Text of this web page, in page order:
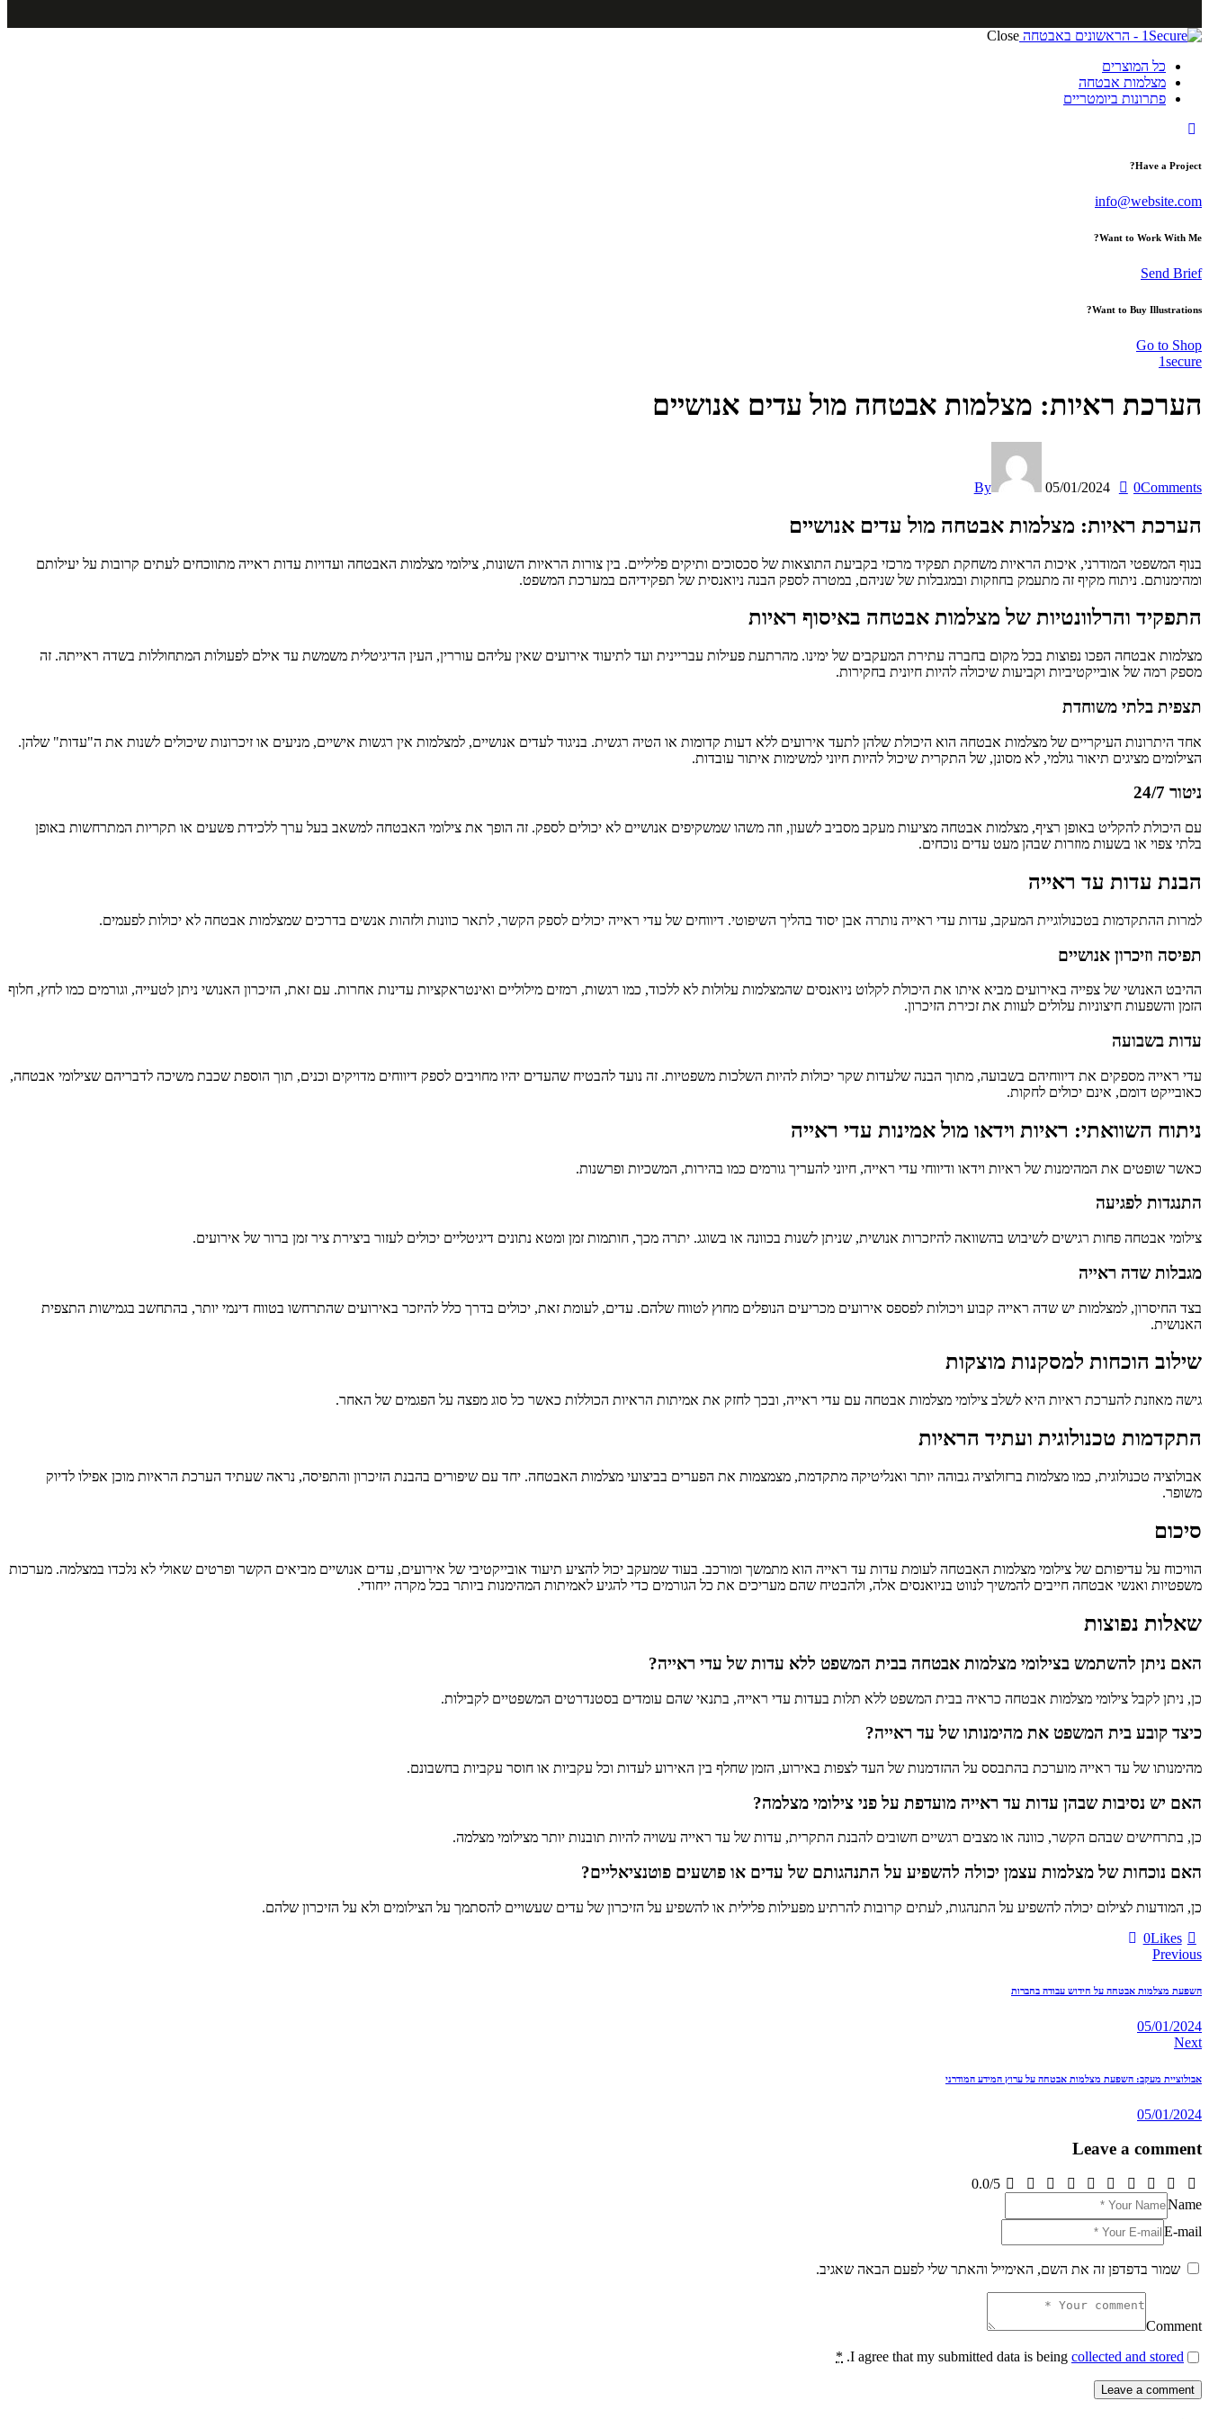
Close
כל המוצרים
מצלמות אבטחה
פתרונות ביומטריים
Have a Project?
info@website.com
Want to Work With Me?
Send Brief
Want to Buy Illustrations?
Go to Shop
1secure
הערכת ראיות: מצלמות אבטחה מול עדים אנושיים
By 05/01/2024 0Comments
הערכת ראיות: מצלמות אבטחה מול עדים אנושיים
בנוף המשפטי המודרני, איכות הראיות משחקת תפקיד מרכזי בקביעת התוצאות של סכסוכים ותיקים פליליים. בין צורות הראיות השונות, צילומי מצלמות האבטחה ועדויות עדות ראייה מתווכחים לעתים קרובות על יעילותם
ומהימנותם. ניתוח מקיף זה מתעמק בחוזקות ובמגבלות של שניהם, במטרה לספק הבנה ניואנסית של תפקידיהם במערכת המשפט.
התפקיד והרלוונטיות של מצלמות אבטחה באיסוף ראיות
מצלמות אבטחה הפכו נפוצות בכל מקום בחברה עתירת המעקבים של ימינו. מהרתעת פעילות עבריינית ועד לתיעוד אירועים שאין עליהם עוררין, העין הדיגיטלית משמשת עד אילם לפעולות המתחוללות בשדה ראייתה. זה
מספק רמה של אובייקטיביות וקביעות שיכולה להיות חיונית בחקירות.
תצפית בלתי משוחדת
אחד היתרונות העיקריים של מצלמות אבטחה הוא היכולת שלהן לתעד אירועים ללא דעות קדומות או הטיה רגשית. בניגוד לעדים אנושיים, למצלמות אין רגשות אישיים, מניעים או זיכרונות שיכולים לשנות את ה"עדות" שלהן.
הצילומים מציגים תיאור גולמי, לא מסונן, של התקרית שיכול להיות חיוני למשימות איתור עובדות.
ניטור 24/7
עם היכולת להקליט באופן רציף, מצלמות אבטחה מציעות מעקב מסביב לשעון, וזה משהו שמשקיפים אנושיים לא יכולים לספק. זה הופך את צילומי האבטחה למשאב בעל ערך ללכידת פשעים או תקריות המתרחשות באופן
בלתי צפוי או בשעות מוזרות שבהן מעט עדים נוכחים.
הבנת עדות עד ראייה
למרות ההתקדמות בטכנולוגיית המעקב, עדות עדי ראייה נותרה אבן יסוד בהליך השיפוטי. דיווחים של עדי ראייה יכולים לספק הקשר, לתאר כוונות ולזהות אנשים בדרכים שמצלמות אבטחה לא יכולות לפעמים.
תפיסה וזיכרון אנושיים
ההיבט האנושי של צפייה באירועים מביא איתו את היכולת לקלוט ניואנסים שהמצלמות עלולות לא ללכוד, כמו רגשות, רמזים מילוליים ואינטראקציות עדינות אחרות. עם זאת, הזיכרון האנושי ניתן לטעייה, וגורמים כמו לחץ, חלוף
הזמן והשפעות חיצוניות עלולים לעוות את זכירת הזיכרון.
עדות בשבועה
עדי ראייה מספקים את דיווחיהם בשבועה, מתוך הבנה שלעדות שקר יכולות להיות השלכות משפטיות. זה נועד להבטיח שהעדים יהיו מחויבים לספק דיווחים מדויקים וכנים, תוך הוספת שכבת משיכה לדבריהם שצילומי אבטחה,
כאובייקט דומם, אינם יכולים לחקות.
ניתוח השוואתי: ראיות וידאו מול אמינות עדי ראייה
כאשר שופטים את המהימנות של ראיות וידאו ודיווחי עדי ראייה, חיוני להעריך גורמים כמו בהירות, המשכיות ופרשנות.
התנגדות לפגיעה
צילומי אבטחה פחות רגישים לשיבוש בהשוואה להיזכרות אנושית, שניתן לשנות בכוונה או בשוגג. יתרה מכך, חותמות זמן ומטא נתונים דיגיטליים יכולים לעזור ביצירת ציר זמן ברור של אירועים.
מגבלות שדה ראייה
בצד החיסרון, למצלמות יש שדה ראייה קבוע ויכולות לפספס אירועים מכריעים הנופלים מחוץ לטווח שלהם. עדים, לעומת זאת, יכולים בדרך כלל להיזכר באירועים שהתרחשו בטווח דינמי יותר, בהתחשב בגמישות התצפית
האנושית.
שילוב הוכחות למסקנות מוצקות
גישה מאוזנת להערכת ראיות היא לשלב צילומי מצלמות אבטחה עם עדי ראייה, ובכך לחזק את אמיתות הראיות הכוללות כאשר כל סוג מפצה על הפגמים של האחר.
התקדמות טכנולוגית ועתיד הראיות
אבולוציה טכנולוגית, כמו מצלמות ברזולוציה גבוהה יותר ואנליטיקה מתקדמת, מצמצמות את הפערים בביצועי מצלמות האבטחה. יחד עם שיפורים בהבנת הזיכרון והתפיסה, נראה שעתיד הערכת הראיות מוכן אפילו לדיוק
משופר.
סיכום
הוויכוח על עדיפותם של צילומי מצלמות האבטחה לעומת עדות עד ראייה הוא מתמשך ומורכב. בעוד שמעקב יכול להציע תיעוד אובייקטיבי של אירועים, עדים אנושיים מביאים הקשר ופרטים שאולי לא נלכדו במצלמה. מערכות
משפטיות ואנשי אבטחה חייבים להמשיך לנווט בניואנסים אלה, ולהבטיח שהם מעריכים את כל הגורמים כדי להגיע לאמיתות המהימנות ביותר בכל מקרה ייחודי.
שאלות נפוצות
האם ניתן להשתמש בצילומי מצלמות אבטחה בבית המשפט ללא עדות של עדי ראייה?
כן, ניתן לקבל צילומי מצלמות אבטחה כראיה בבית המשפט ללא תלות בעדות עדי ראייה, בתנאי שהם עומדים בסטנדרטים המשפטיים לקבילות.
כיצד קובע בית המשפט את מהימנותו של עד ראייה?
מהימנותו של עד ראייה מוערכת בהתבסס על ההזדמנות של העד לצפות באירוע, הזמן שחלף בין האירוע לעדות וכל עקביות או חוסר עקביות בחשבונם.
האם יש נסיבות שבהן עדות עד ראייה מועדפת על פני צילומי מצלמה?
כן, בתרחישים שבהם הקשר, כוונה או מצבים רגשיים חשובים להבנת התקרית, עדות של עד ראייה עשויה להיות תובנות יותר מצילומי מצלמה.
האם נוכחות של מצלמות עצמן יכולה להשפיע על התנהגותם של עדים או פושעים פוטנציאליים?
כן, המודעות לצילום יכולה להשפיע על התנהגות, לעתים קרובות להרתיע מפעילות פלילית או להשפיע על הזיכרון של עדים שעשויים להסתמך על הצילומים ולא על הזיכרון שלהם.
0Likes
Previous
השפעת מצלמות אבטחה על חידוש עבודה בחברות
05/01/2024
Next
אבולוציית מעקב: השפעת מצלמות אבטחה על ערוץ המידע המודרני
05/01/2024
Leave a comment
0.0/5
Name
E-mail
שמור בדפדפן זה את השם, האימייל והאתר שלי לפעם הבאה שאגיב.
Comment
I agree that my submitted data is being collected and stored
.
*